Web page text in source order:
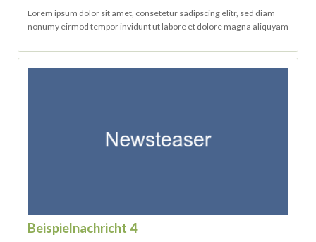
Lorem ipsum dolor sit amet, consetetur sadipscing elitr, sed diam
nonumy eirmod tempor invidunt ut labore et dolore magna aliquyam
Beispielnachricht 4